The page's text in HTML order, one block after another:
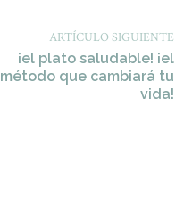
ARTÍCULO SIGUIENTE
¡el plato saludable! ¡el
método que cambiará tu
vida!